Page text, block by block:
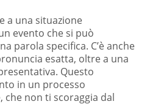
a una situazione
evento che si può
parola specifica. C’è anche
esatta, oltre a una
Questo
in un processo
che non ti scoraggia dal